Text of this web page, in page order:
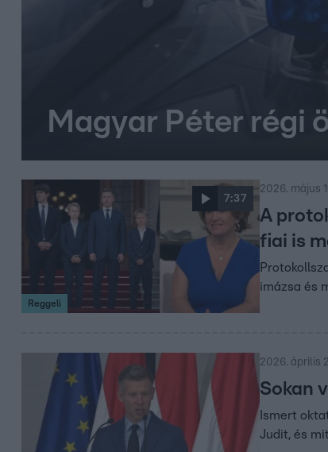
Magyar Péter régi
7:37
Reggeli
2026. május
A
fiai is
imázsa és
2026. április
Sokan
Ismert
Judit, és